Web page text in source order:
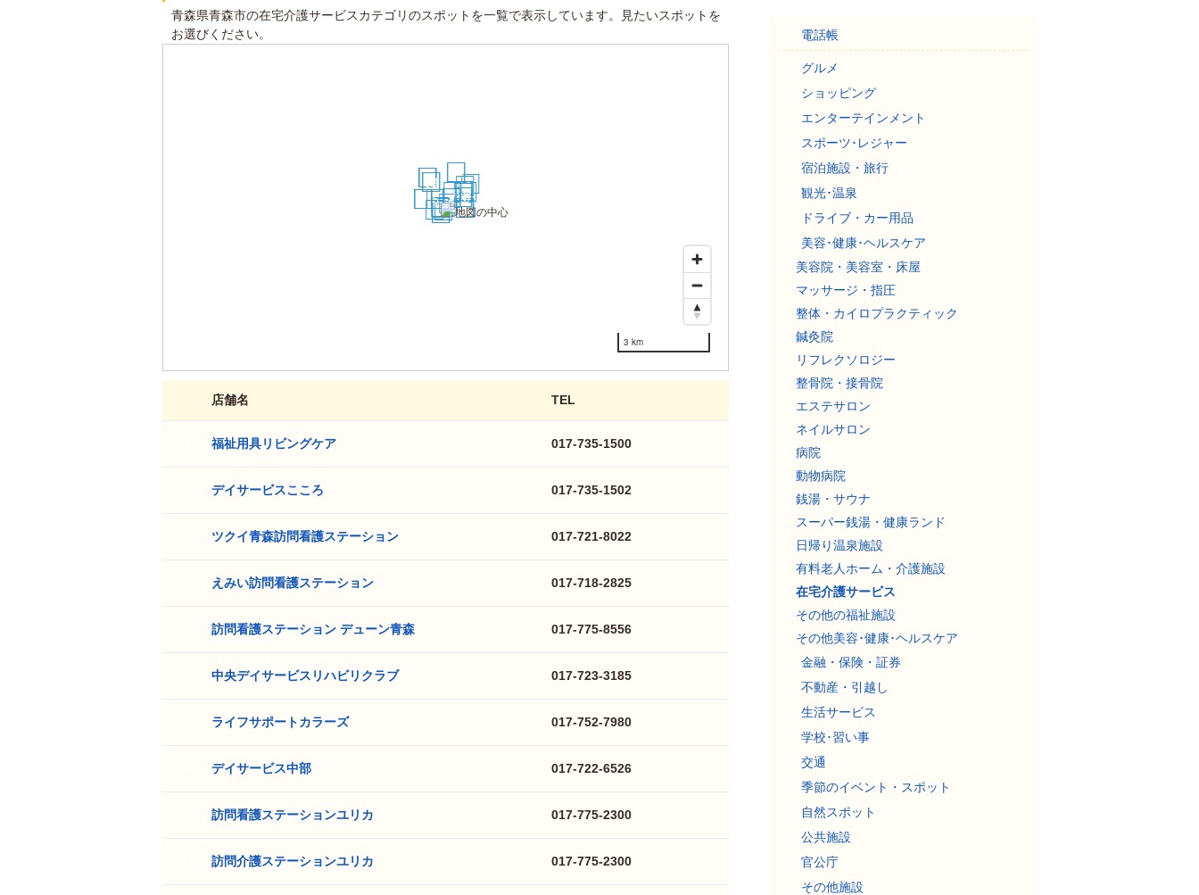
青森県青森市の在宅介護サービスカテゴリのスポットを一覧で表示しています。見たいスポットを
お選びください。
1
2
3
4
56
78
9
10
11
12
13
14
15
16
17 18
19
20
21
22 23
24
25
26
27
28
29 30
3 km
店舗名 TEL
福祉用具リビングケア 017-735-1500
デイサービスこころ 017-735-1502
ツクイ青森訪問看護ステーション 017-721-8022
えみい訪問看護ステーション 017-718-2825
訪問看護ステーション デューン青森 017-775-8556
中央デイサービスリハビリクラブ 017-723-3185
ライフサポートカラーズ 017-752-7980
デイサービス中部 017-722-6526
訪問看護ステーションユリカ 017-775-2300
訪問介護ステーションユリカ 017-775-2300
電話帳
グルメ
ショッピング
エンターテインメント
スポーツ･レジャー
宿泊施設・旅行
観光･温泉
ドライブ・カー用品
美容･健康･ヘルスケア
美容院・美容室・床屋
マッサージ・指圧
整体・カイロプラクティック
鍼灸院
リフレクソロジー
整骨院・接骨院
エステサロン
ネイルサロン
病院
動物病院
銭湯・サウナ
スーパー銭湯・健康ランド
日帰り温泉施設
有料老人ホーム・介護施設
在宅介護サービス
その他の福祉施設
その他美容･健康･ヘルスケア
金融・保険・証券
不動産・引越し
生活サービス
学校･習い事
交通
季節のイベント・スポット
自然スポット
公共施設
官公庁
その他施設